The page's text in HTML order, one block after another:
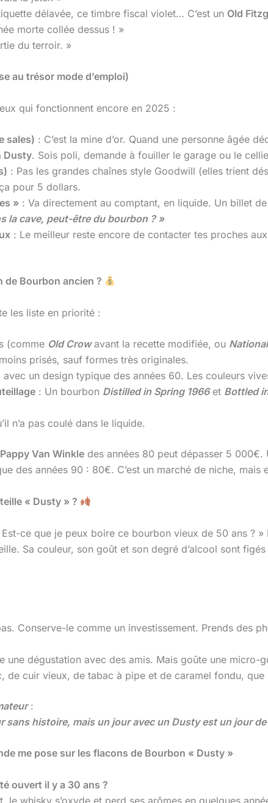
délavée, ce timbre fiscal violet… C’est un Old
morte collée dessus ! »
du terroir. »
au trésor mode d’emploi)
qui fonctionnent encore en 2025 :
sales) : C’est la mine d’or. Quand une personne âgée
Dusty. Sois poli, demande à fouiller le garage ou le
: Pas les grandes chaînes style Goodwill (elles trient
pour 5 dollars.
» : Va directement au comptant, en liquide. Un billet
la cave, peut-être du bourbon ? »
: Le meilleur reste encore de contacter tes proches
de Bourbon ancien ?
les liste en priorité :
(comme Old Crowavant la recette modifiée, ou
prisés, sauf formes très originales.
avec un design typique des années 60. Les couleurs
: Un bourbon Distilled in Spring 1966et Bottled
n’a pas coulé dans le liquide.
Pappy Van Winkle des années 80 peut dépasser 5 000€.
des années 90 : 80€. C’est un marché de niche, mais
« Dusty » ?
ce que je peux boire ce bourbon vieux de 50 ans ? »
Sa couleur, son goût et son degré d’alcool sont
Conserve-le comme un investissement. Prends des
une dégustation avec des amis. Mais goûte une micro-
de cuir vieux, de tabac à pipe et de caramel fondu,
:
sans histoire, mais un jour avec un Dusty est un jour
me pose sur les flacons de Bourbon « Dusty »
ouvert il y a 30 ans ?